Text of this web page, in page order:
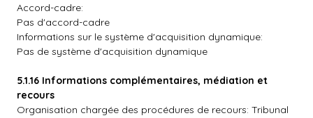
Accord-cadre:
Pas d'accord-cadre
Informations sur le système d'acquisition dynamique:
Pas de système d'acquisition dynamique
5.1.16 Informations complémentaires, médiation et
recours
Organisation chargée des procédures de recours: Tribunal